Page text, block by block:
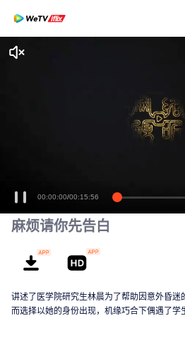
00:00:00/00:15:56
麻烦请你先告白
讲述了医学院研究生林晨为了帮助因意外昏迷
而选择以她的身份出现，机缘巧合下偶遇了